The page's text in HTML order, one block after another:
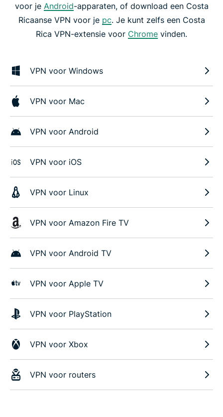
voor je Android-apparaten, of download een Costa
Ricaanse VPN voor je pc. Je kunt zelfs een Costa
Rica VPN-extensie voor Chrome vinden.
VPN voor Windows
VPN voor Mac
VPN voor Android
VPN voor iOS
VPN voor Linux
VPN voor Amazon Fire TV
VPN voor Android TV
VPN voor Apple TV
VPN voor PlayStation
VPN voor Xbox
VPN voor routers